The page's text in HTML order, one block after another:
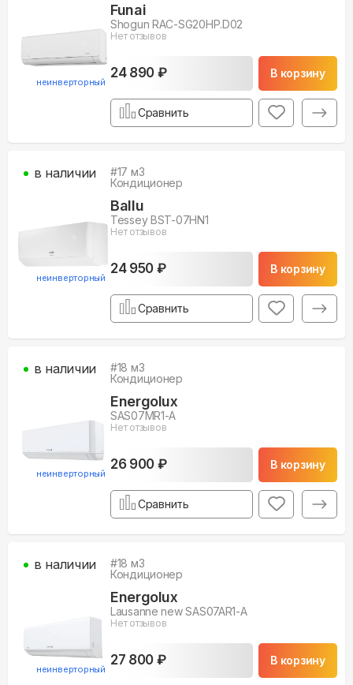
неинверторный
Funai
Shogun RAC-SG20HP.D02
Нет отзывов
24 890 ₽ В корзину
Сравнить
неинверторный
#17 м3
Кондиционер
Ballu
Tessey BST-07HN1
Нет отзывов
24 950 ₽ В корзину
в наличии
Сравнить
неинверторный
#18 м3
Кондиционер
Energolux
SAS07MR1-A
Нет отзывов
26 900 ₽ В корзину
в наличии
Сравнить
неинверторный
#18 м3
Кондиционер
Energolux
Lausanne new SAS07AR1-A
Нет отзывов
27 800 ₽ В корзину
в наличии